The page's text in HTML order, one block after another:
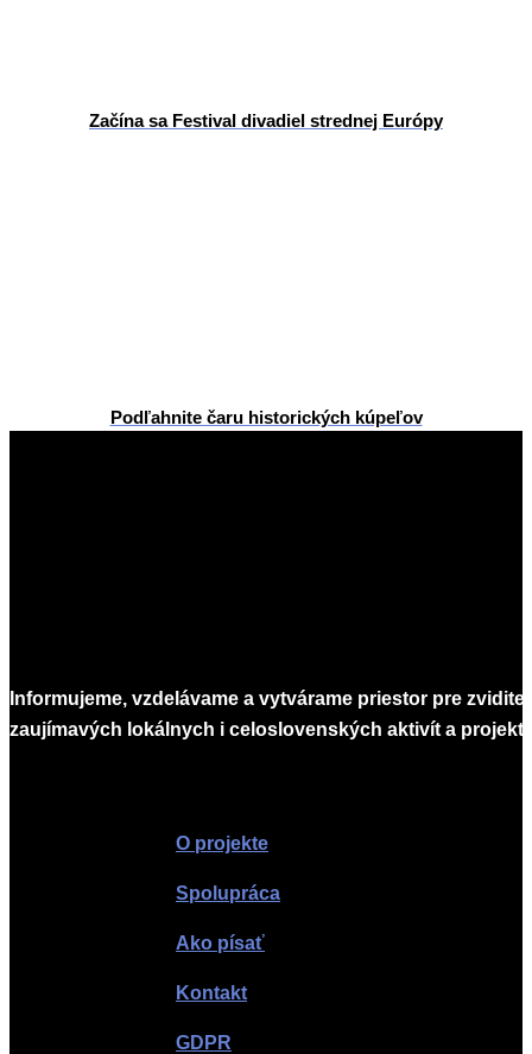
Začína sa Festival divadiel strednej Európy
Podľahnite čaru historických kúpeľov
Informujeme, vzdelávame a vytvárame priestor pre
zaujímavých lokálnych i celoslovenských aktivít a
O projekte
Spolupráca
Ako písať
Kontakt
GDPR